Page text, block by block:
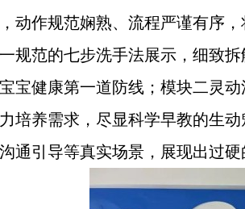
动作规范娴熟、流程严谨有序
规范的七步洗手法展示，细致
宝健康第一道防线；模块二灵
培养需求，尽显科学早教的生
通引导等真实场景，展现出过